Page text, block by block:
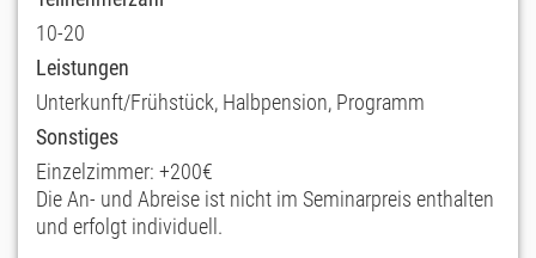
10-20
Leistungen
Unterkunft/Frühstück, Halbpension, Programm
Sonstiges
Einzelzimmer: +200€
Die An- und Abreise ist nicht im Seminarpreis enthalten
und erfolgt individuell.